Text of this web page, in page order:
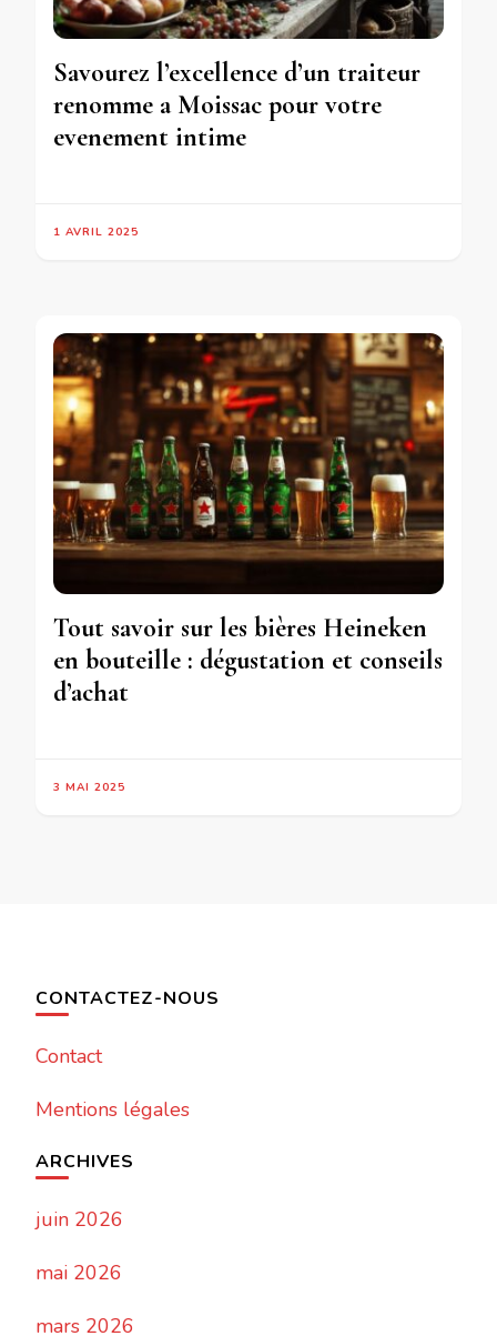
Savourez l’excellence d’un traiteur
renomme a Moissac pour votre
evenement intime
1 AVRIL 2025
Tout savoir sur les bières Heineken
en bouteille : dégustation et conseils
d’achat
3 MAI 2025
CONTACTEZ-NOUS
Contact
Mentions légales
ARCHIVES
juin 2026
mai 2026
mars 2026